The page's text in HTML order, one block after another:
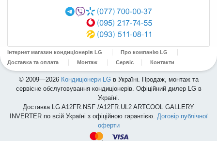
Інтернет магазин кондиціонерів LG
Про компанію LG
Доставка та оплата
Монтаж Сервіс Контакти
© 2009—2026 Кондиціонери LGв Україні. Продаж, монтаж та
сервісне обслуговування кондиціонерів. Офіційний дилер LG в
Україні.
Доставка LG A12FR.NSF /A12FR.UL2 ARTCOOL GALLERY
INVERTER по всій Україні з офіційною гарантією. Договір публічної
оферти